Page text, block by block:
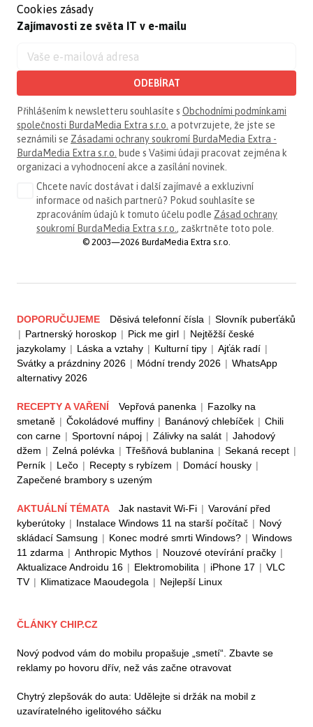
Cookies zásady
Zajímavosti ze světa IT v e-mailu
ODEBÍRAT
Přihlášením k newsletteru souhlasíte s Obchodními podmínkami
společnosti BurdaMedia Extra s.r.o. a potvrzujete, že jste se
seznámili se Zásadami ochrany soukromí BurdaMedia Extra -
BurdaMedia Extra s.r.o. bude s Vašimi údaji pracovat zejména k
organizaci a vyhodnocení akce a zasílání novinek.
Chcete navíc dostávat i další zajímavé a exkluzivní
informace od našich partnerů? Pokud souhlasíte se
zpracováním údajů k tomuto účelu podle Zásad ochrany
soukromí BurdaMedia Extra s.r.o., zaškrtněte toto pole.
© 2003—2026 BurdaMedia Extra s.r.o.
DOPORUČUJEME Děsivá telefonní čísla | Slovník puberťáků
| Partnerský horoskop | Pick me girl | Nejtěžší české
jazykolamy | Láska a vztahy | Kulturní tipy | Ajťák radí |
Svátky a prázdniny 2026 | Módní trendy 2026 | WhatsApp
alternativy 2026
RECEPTY A VAŘENÍ Vepřová panenka | Fazolky na
smetaně | Čokoládové muffiny | Banánový chlebíček | Chili
con carne | Sportovní nápoj | Zálivky na salát | Jahodový
džem | Zelná polévka | Třešňová bublanina | Sekaná recept |
Perník | Lečo | Recepty s rybízem | Domácí housky |
Zapečené brambory s uzeným
AKTUÁLNÍ TÉMATA Jak nastavit Wi-Fi | Varování před
kyberútoky | Instalace Windows 11 na starší počítač | Nový
skládací Samsung | Konec modré smrti Windows? | Windows
11 zdarma | Anthropic Mythos | Nouzové otevírání pračky |
Aktualizace Androidu 16 | Elektromobilita | iPhone 17 | VLC
TV | Klimatizace Maoudegola | Nejlepší Linux
ČLÁNKY CHIP.CZ
Nový podvod vám do mobilu propašuje „smetí“. Zbavte se
reklamy po hovoru dřív, než vás začne otravovat
Chytrý zlepšovák do auta: Udělejte si držák na mobil z
uzavíratelného igelitového sáčku